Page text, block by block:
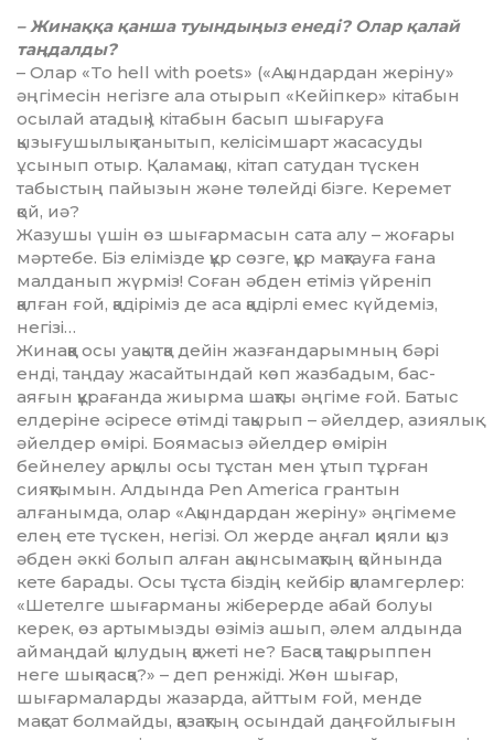
– Жинаққа қанша туындыңыз енеді? Олар қалай
таңдалды?
– Олар «To hell with poets» («Ақындардан жеріну»
әңгімесін негізге ала отырып «Кейіпкер» кітабын
осылай атадық ) кітабын басып шығаруға
қызығушылық танытып, келісімшарт жасасуды
ұсынып отыр. Қаламақы, кітап сатудан түскен
табыстың пайызын және төлейді бізге. Керемет
қой, иә?
Жазушы үшін өз шығармасын сата алу – жоғары
мәртебе. Біз елімізде құр сөзге, құр мақтауға ғана
малданып жүрміз! Соған әбден етіміз үйреніп
қалған ғой, қадіріміз де аса қадірлі емес күйдеміз,
негізі…
Жинаққа осы уақытқа дейін жазғандарымның бәрі
енді, таңдау жасайтындай көп жазбадым, бас-
аяғын құрағанда жиырма шақты әңгіме ғой. Батыс
елдеріне әсіресе өтімді тақырып – әйелдер, азиялық
әйел­дер өмірі. Боямасыз әйелдер өмірін
бейнелеу арқылы осы тұстан мен ұтып тұрған
сияқтымын. Алдында Pen America грантын
алғанымда, олар «Ақындардан жеріну» әңгімеме
елең ете түскен, негізі. Ол жерде аңғал қияли қыз
әбден әккі болып алған ақынсымақтың қойнында
кете барады. Осы тұста біздің кейбір қаламгерлер:
«Шетелге шығарманы жіберерде абай болуы
керек, өз артымызды өзіміз ашып, әлем алдында
аймаңдай қылудың қажеті не? Басқа тақырыппен
неге шықпасқа?» – деп ренжіді. Жөн шығар,
шығармаларды жазарда, айттым ғой, менде
мақсат болмайды, қазақтың осындай даңғойлығын